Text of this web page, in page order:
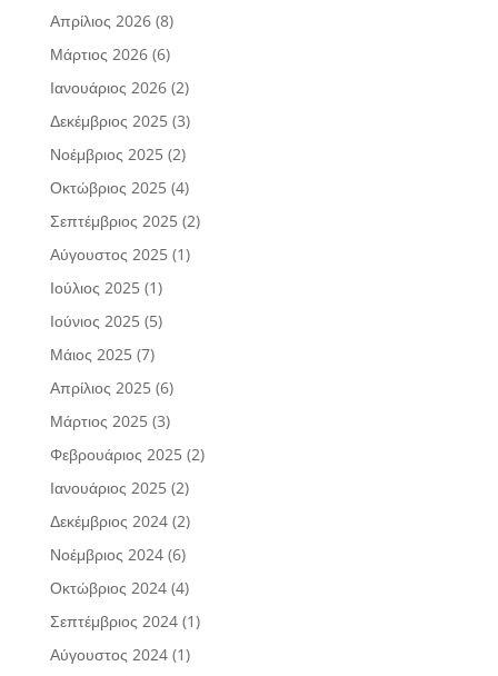
Απρίλιος 2026(8)
Μάρτιος 2026(6)
Ιανουάριος 2026(2)
Δεκέμβριος 2025(3)
Νοέμβριος 2025(2)
Οκτώβριος 2025(4)
Σεπτέμβριος 2025(2)
Αύγουστος 2025(1)
Ιούλιος 2025(1)
Ιούνιος 2025(5)
Μάιος 2025(7)
Απρίλιος 2025(6)
Μάρτιος 2025(3)
Φεβρουάριος 2025(2)
Ιανουάριος 2025(2)
Δεκέμβριος 2024(2)
Νοέμβριος 2024(6)
Οκτώβριος 2024(4)
Σεπτέμβριος 2024(1)
Αύγουστος 2024(1)